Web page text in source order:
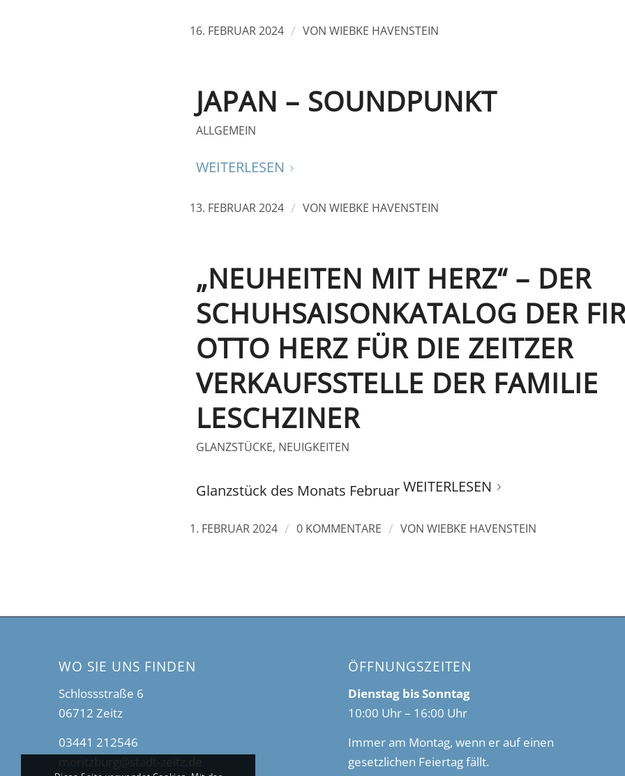
16. FEBRUAR 2024 / VON WIEBKE HAVENSTEIN
JAPAN – SOUNDPUNKT
ALLGEMEIN
WEITERLESEN
13. FEBRUAR 2024 / VON WIEBKE HAVENSTEIN
„NEUHEITEN MIT HERZ“ – DER
SCHUHSAISONKATALOG DER
OTTO HERZ FÜR DIE ZEITZER
VERKAUFSSTELLE DER FAMILIE
LESCHZINER
GLANZSTÜCKE, NEUIGKEITEN
Glanzstück des Monats FebruarWEITERLESEN
1. FEBRUAR 2024 / 0 KOMMENTARE / VON WIEBKE HAVENSTEIN
WO SIE UNS FINDEN
Schlossstraße 6
06712 Zeitz
03441 212546
moritzburg@stadt-zeitz.de
ÖFFNUNGSZEITEN
Dienstag bis Sonntag
10:00 Uhr – 16:00 Uhr
Immer am Montag, wenn er auf einen
gesetzlichen Feiertag fällt.